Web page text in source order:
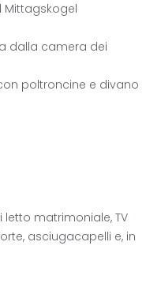
Mittagskogel
dalla camera dei
poltroncine e divano
matrimoniale, TV
asciugacapelli e, in